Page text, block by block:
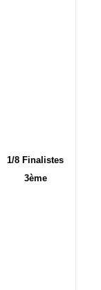
1/8 Finalistes
3ème